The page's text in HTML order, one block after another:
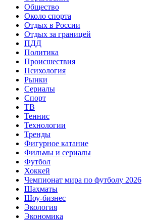
Общество
Около спорта
Отдых в России
Отдых за границей
ПДД
Политика
Происшествия
Психология
Рынки
Сериалы
Спорт
ТВ
Теннис
Технологии
Тренды
Фигурное катание
Фильмы и сериалы
Футбол
Хоккей
Чемпионат мира по футболу 2026
Шахматы
Шоу-бизнес
Экология
Экономика